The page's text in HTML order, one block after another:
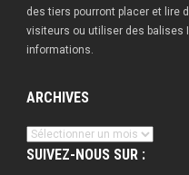
des tiers pourront placer et lire
visiteurs ou utiliser des balises
informations.
ARCHIVES
Archives
SUIVEZ-NOUS SUR :